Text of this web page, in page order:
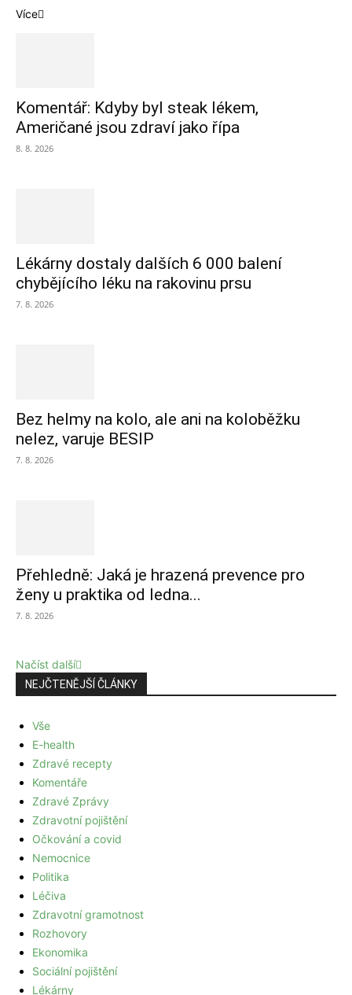
Více
Komentář: Kdyby byl steak lékem,
Američané jsou zdraví jako řípa
8. 8. 2026
Lékárny dostaly dalších 6 000 balení
chybějícího léku na rakovinu prsu
7. 8. 2026
Bez helmy na kolo, ale ani na koloběžku
nelez, varuje BESIP
7. 8. 2026
Přehledně: Jaká je hrazená prevence pro
ženy u praktika od ledna...
7. 8. 2026
Načíst další
NEJČTENĚJŠÍ ČLÁNKY
Vše
E-health
Zdravé recepty
Komentáře
Zdravé Zprávy
Zdravotní pojištění
Očkování a covid
Nemocnice
Politika
Léčiva
Zdravotní gramotnost
Rozhovory
Ekonomika
Sociální pojištění
Lékárny